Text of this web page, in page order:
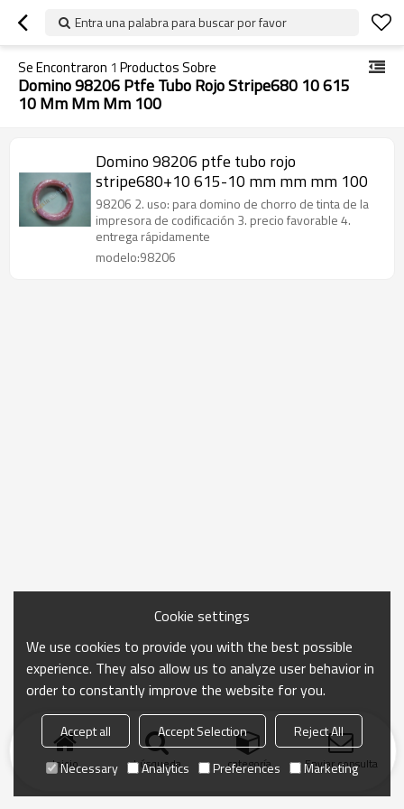
Entra una palabra para buscar por favor
Se Encontraron 1 Productos Sobre
Domino 98206 Ptfe Tubo Rojo Stripe680 10 615
10 Mm Mm Mm 100
Domino 98206 ptfe tubo rojo
stripe680+10 615-10 mm mm mm 100
98206 2. uso: para domino de chorro de tinta de la
impresora de codificación 3. precio favorable 4.
entrega rápidamente
modelo:98206
Inicio búsqueda categoría Enviar consulta
Cookie settings
We use cookies to provide you with the best possible
experience. They also allow us to analyze user behavior in
order to constantly improve the website for you.
Accept all Accept Selection
Reject All
Necessary
Analytics Preferences Marketing